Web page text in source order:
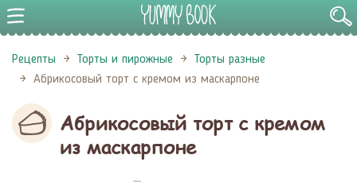
Рецепты Торты и пирожные
Торты разные
Абрикосовый торт с кремом из маскарпоне
Абрикосовый торт с кремом
из маскарпоне